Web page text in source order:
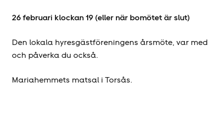
26 februari klockan 19 (eller när bomötet är slut)
Den lokala hyresgäst­föreningens årsmöte, var med
och påverka du också.
Mariahemmets matsal i Torsås.